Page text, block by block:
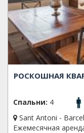
РОСКОШНАЯ
Спальни: 4
Sant Antoni -
Ежемесячная